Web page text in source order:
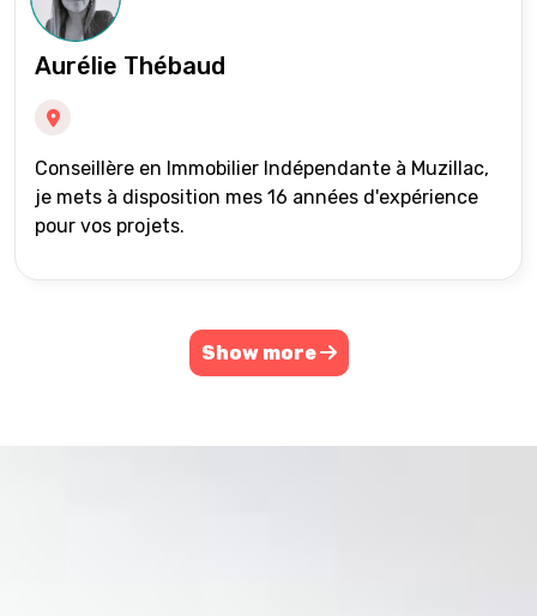
Aurélie Thébaud
Conseillère en Immobilier Indépendante à Muzillac,
je mets à disposition mes 16 années d'expérience
pour vos projets.
Show more